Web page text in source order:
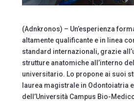
(Adnkronos) – Un’esperienza
altamente qualificante e in linea
standard internazionali, grazie
strutture anatomiche all’interno
universitario. Lo propone ai suoi
laurea magistrale in Odontoiatria
dell’Università Campus Bio-